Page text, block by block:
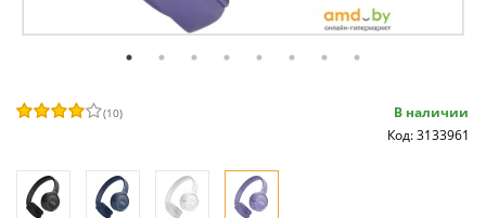
(10)
В наличии
Код: 3133961